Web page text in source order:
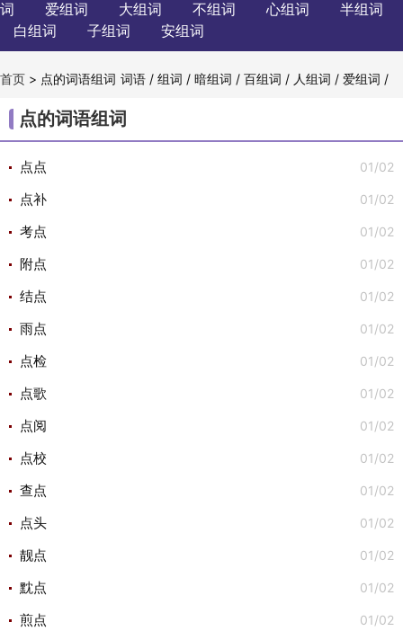
词
爱组词 大组词 不组词 心组词
半组词
白组词
子组词 安组词
词语 /组词 /暗组词 /百组词 / 人组词 /爱组词 /
词
首页 > 点的词语组词
点的词语组词
01/02
点点
01/02
点补
01/02
考点
01/02
附点
01/02
结点
01/02
雨点
01/02
点检
01/02
点歌
01/02
点阅
01/02
点校
01/02
查点
01/02
点头
01/02
靓点
01/02
黕点
01/02
煎点